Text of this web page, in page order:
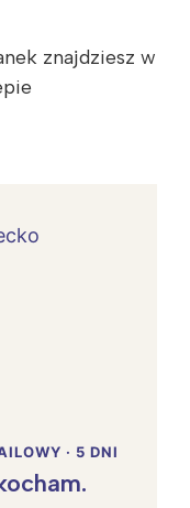
znajdziesz w
· 5 DNI